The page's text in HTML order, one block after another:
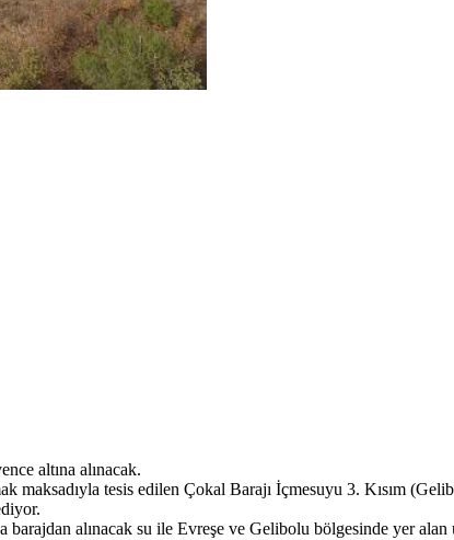
altına alınacak.
tesis edilen Çokal Barajı İçmesuyu 3. Kısım
alınacak su ile Evreşe ve Gelibolu bölgesinde yer